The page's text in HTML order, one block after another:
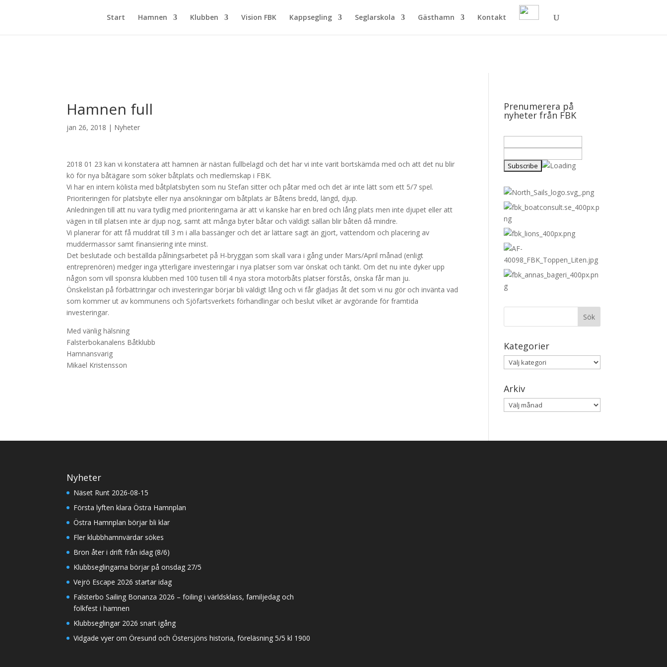
Start Hamnen Klubben Vision FBK Kappsegling Seglarskola Gästhamn Kontakt
Hamnen full
jan 26, 2018 | Nyheter
2018 01 23 kan vi konstatera att hamnen är nästan fullbelagd och det har vi inte varit bortskämda med och att det nu blir
kö för nya båtägare som söker båtplats och medlemskap i FBK.
Vi har en intern kölista med båtplatsbyten som nu Stefan sitter och påtar med och det är inte lätt som ett 5/7 spel.
Prioriteringen för platsbyte eller nya ansökningar om båtplats är Båtens bredd, längd, djup.
Anledningen till att nu vara tydlig med prioriteringarna är att vi kanske har en bred och lång plats men inte djupet eller att
vägen in till platsen inte är djup nog, samt att många byter båtar och väldigt sällan blir båten då mindre.
Vi planerar för att få muddrat till 3 m i alla bassänger och det är lättare sagt än gjort, vattendom och placering av
muddermassor samt finansiering inte minst.
Det beslutade och beställda pålningsarbetet på H-bryggan som skall vara i gång under Mars/April månad (enligt
entreprenören) medger inga ytterligare investeringar i nya platser som var önskat och tänkt. Om det nu inte dyker upp
någon som vill sponsra klubben med 100 tusen till 4 nya stora motorbåts platser förstås, önska får man ju.
Önskelistan på förbättringar och investeringar börjar bli väldigt lång och vi får glädjas åt det som vi nu gör och invänta vad
som kommer ut av kommunens och Sjöfartsverkets förhandlingar och beslut vilket är avgörande för framtida
investeringar.
Med vänlig hälsning
Falsterbokanalens Båtklubb
Hamnansvarig
Mikael Kristensson
Prenumerera på
nyheter från FBK
Kategorier
Kategorier
Arkiv
Arkiv
Nyheter
Näset Runt 2026-08-15
Första lyften klara Östra Hamnplan
Östra Hamnplan börjar bli klar
Fler klubbhamnvärdar sökes
Bron åter i drift från idag (8/6)
Klubbseglingarna börjar på onsdag 27/5
Vejrö Escape 2026 startar idag
Falsterbo Sailing Bonanza 2026 – foiling i världsklass, familjedag och
folkfest i hamnen
Klubbseglingar 2026 snart igång
Vidgade vyer om Öresund och Östersjöns historia, föreläsning 5/5 kl 1900